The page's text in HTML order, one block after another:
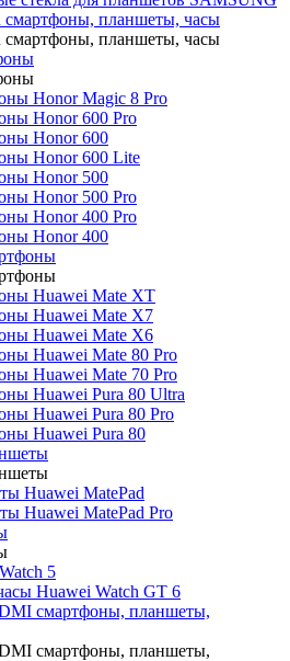
планшеты, часы
планшеты, часы
Honor Magic 8 Pro
Honor 600 Pro
Honor 600
Honor 600 Lite
Honor 500
Honor 500 Pro
Honor 400 Pro
Honor 400
Huawei Mate XT
Huawei Mate X7
Huawei Mate X6
Huawei Mate 80 Pro
Huawei Mate 70 Pro
Huawei Pura 80 Ultra
Huawei Pura 80 Pro
Huawei Pura 80
Huawei MatePad
Huawei MatePad Pro
5
Huawei Watch GT 6
cмартфоны, планшеты,
cмартфоны, планшеты,